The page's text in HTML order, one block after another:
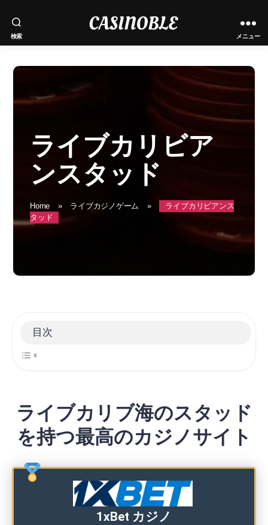
検索
2025
メニュー
ライブカリビア
ンスタッド
Home » ライブカジノゲーム »
ライブカリビアンス
タッド
目次
ライブカリブ海のスタッド
を持つ最高のカジノサイト
1xBet カジノ